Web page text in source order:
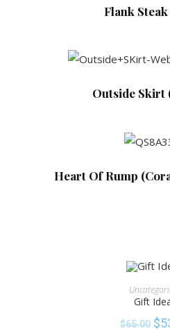
Flank Steak
Outside Skirt
Heart Of Rump
ADD TO
Gift
$65.00 $